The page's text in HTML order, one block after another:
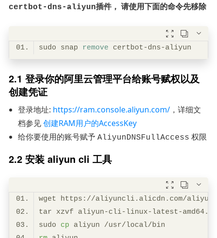
certbot-dns-aliyun插件， 请使用下面的命令先移除
sudo snap remove
  
2.1 登录你的阿里云管理平台给账号赋权以及
创建凭证
登录地址: https://ram.console.aliyun.com/ ，详细文
档参见创建RAM用户的AccessKey
给你要使用的账号赋予AliyunDNSFullAccess 权限
2.2 安装 aliyun cli 工具
sudo cp
  